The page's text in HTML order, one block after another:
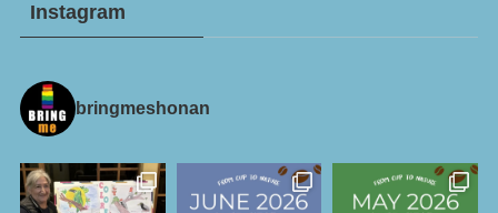
Instagram
bringmeshonan